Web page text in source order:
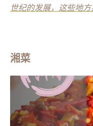
世纪的发展，这些地
湘菜